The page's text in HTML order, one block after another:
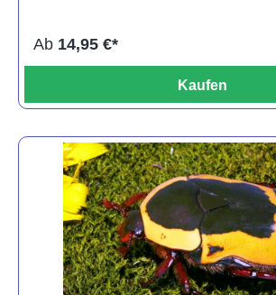
Ab 14,95 €*
Kaufen